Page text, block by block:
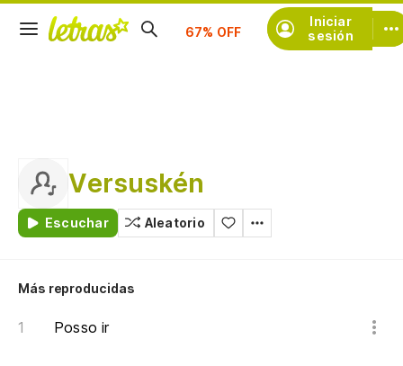
Iniciar
sesión
Suscríbete
Versuskén
Escuchar Aleatorio
Más reproducidas
Posso ir